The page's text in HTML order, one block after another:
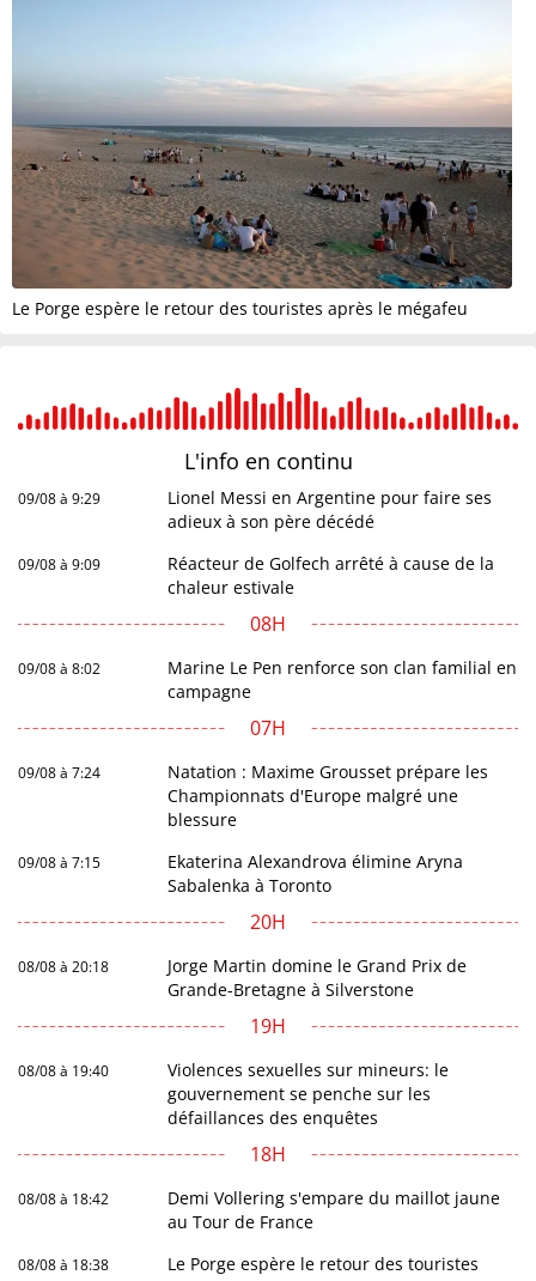
Le Porge espère le retour des touristes après le mégafeu
L'info en continu
09/08 à 9:29
Lionel Messi en Argentine pour faire ses
adieux à son père décédé
09/08 à 9:09
Réacteur de Golfech arrêté à cause de la
chaleur estivale
08H
09/08 à 8:02
Marine Le Pen renforce son clan familial en
campagne
07H
09/08 à 7:24
Natation : Maxime Grousset prépare les
Championnats d'Europe malgré une
blessure
09/08 à 7:15
Ekaterina Alexandrova élimine Aryna
Sabalenka à Toronto
20H
08/08 à 20:18
Jorge Martin domine le Grand Prix de
Grande-Bretagne à Silverstone
19H
08/08 à 19:40
Violences sexuelles sur mineurs: le
gouvernement se penche sur les
défaillances des enquêtes
18H
08/08 à 18:42
Demi Vollering s'empare du maillot jaune
au Tour de France
08/08 à 18:38
Le Porge espère le retour des touristes